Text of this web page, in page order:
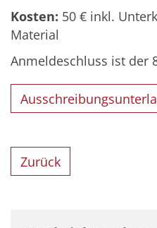
Kosten: 50 € inkl.
Material
Anmeldeschluss ist der
Zurück